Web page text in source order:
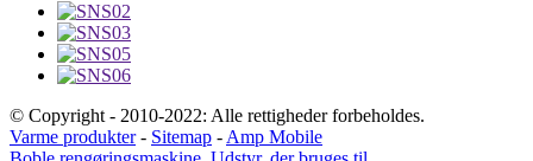
© Copyright - 2010-2022: Alle rettigheder forbeholdes.
Varme produkter- Sitemap - Amp Mobile